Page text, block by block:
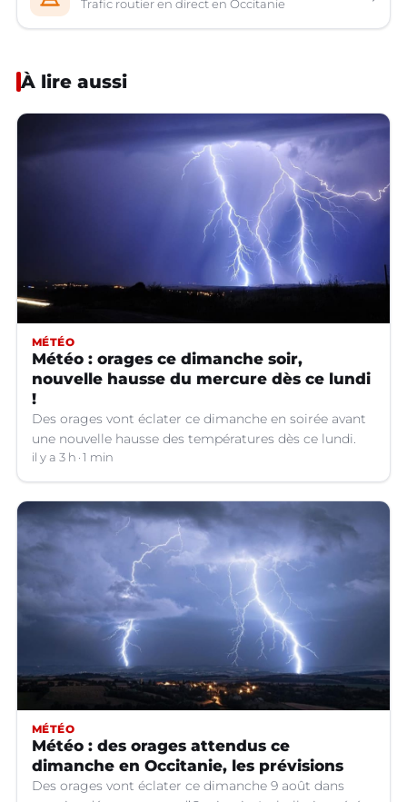
Trafic routier en direct en Occitanie
À lire aussi
MÉTÉO
Météo : orages ce dimanche soir,
nouvelle hausse du mercure dès ce lundi
!
Des orages vont éclater ce dimanche en soirée avant
une nouvelle hausse des températures dès ce lundi.
il y a 3 h 1 min
MÉTÉO
Météo : des orages attendus ce
dimanche en Occitanie, les prévisions
Des orages vont éclater ce dimanche 9 août dans